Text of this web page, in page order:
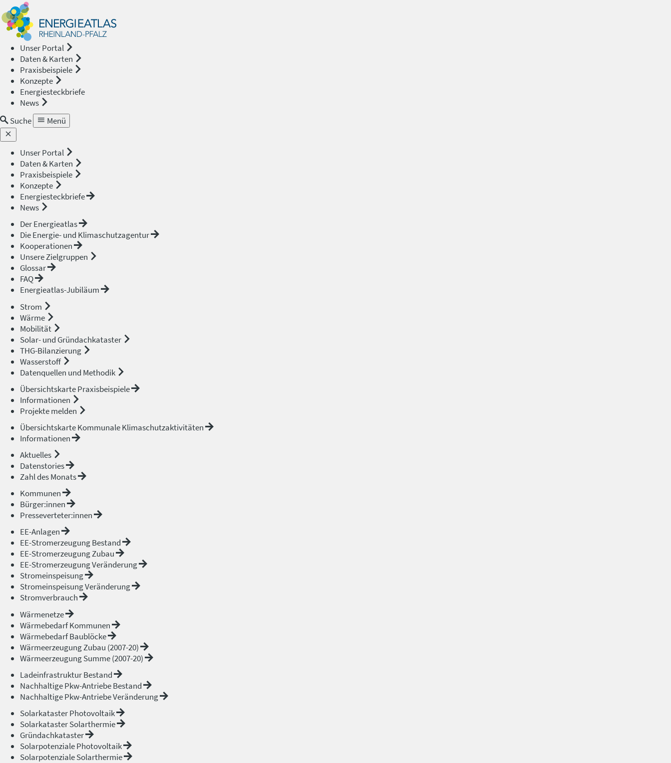
Unser Portal
Daten & Karten
Praxisbeispiele
Konzepte
Energiesteckbriefe
News
Suche
Menü
Unser Portal
Daten & Karten
Praxisbeispiele
Konzepte
Energiesteckbriefe
News
Der Energieatlas
Die Energie- und Klimaschutzagentur
Kooperationen
Unsere Zielgruppen
Glossar
FAQ
Energieatlas-Jubiläum
Strom
Wärme
Mobilität
Solar- und Gründachkataster
THG-Bilanzierung
Wasserstoff
Datenquellen und Methodik
Übersichtskarte Praxisbeispiele
Informationen
Projekte melden
Übersichtskarte Kommunale Klimaschutzaktivitäten
Informationen
Aktuelles
Datenstories
Zahl des Monats
Kommunen
Bürger:innen
Presseverteter:innen
EE-Anlagen
EE-Stromerzeugung Bestand
EE-Stromerzeugung Zubau
EE-Stromerzeugung Veränderung
Stromeinspeisung
Stromeinspeisung Veränderung
Stromverbrauch
Wärmenetze
Wärmebedarf Kommunen
Wärmebedarf Baublöcke
Wärmeerzeugung Zubau (2007-20)
Wärmeerzeugung Summe (2007-20)
Ladeinfrastruktur Bestand
Nachhaltige Pkw-Antriebe Bestand
Nachhaltige Pkw-Antriebe Veränderung
Solarkataster Photovoltaik
Solarkataster Solarthermie
Gründachkataster
Solarpotenziale Photovoltaik
Solarpotenziale Solarthermie